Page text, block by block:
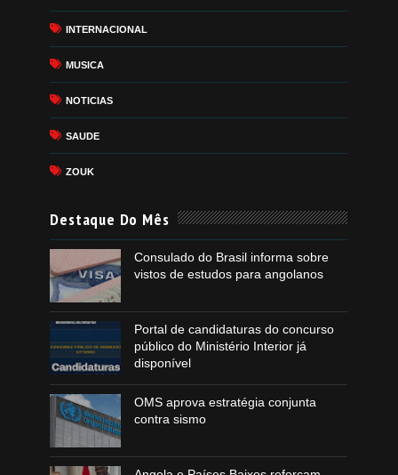
INTERNACIONAL
MUSICA
NOTICIAS
SAUDE
ZOUK
Destaque Do Mês
Consulado do Brasil informa sobre
vistos de estudos para angolanos
Portal de candidaturas do concurso
público do Ministério Interior já
disponível
OMS aprova estratégia conjunta
contra sismo